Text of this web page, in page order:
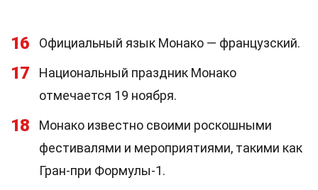
16 Официальный язык Монако — французский.
17
Национальный праздник Монако
отмечается 19 ноября.
18
Монако известно своими роскошными
фестивалями и мероприятиями, такими как
Гран-при Формулы-1.